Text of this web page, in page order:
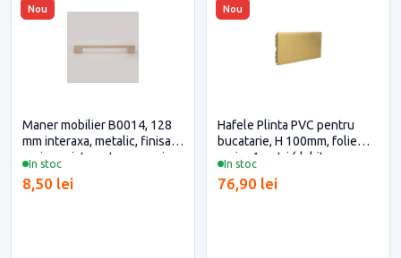
Nou
In stoc
Maner mobilier B0014, 128
mm interaxa, metalic, finisaj
auriu periat pentru casa si
8,50 lei
Nou
In stoc
Hafele Plinta PVC pentru
bucatarie, H 100mm, folie
aurie, 4 metri (debitare
76,90 lei